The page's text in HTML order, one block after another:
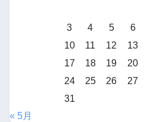
3
4 5 6
10
11 12 13
17
18 19 20
24
25 26 27
31
« 5月